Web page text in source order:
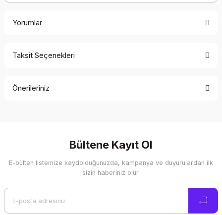
Yorumlar
Taksit Seçenekleri
Önerileriniz
Görüş ve önerileriniz için teşekkür ederiz.
Ürün resmi kalitesiz, bozuk veya görüntülenemiyor.
Bültene Kayıt Ol
E-bülten listemize kaydolduğunuzda, kampanya ve duyurulardan ilk
sizin haberiniz olur.